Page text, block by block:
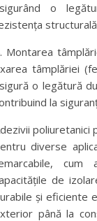
o
Montarea
tâmplăriei
o legătură
la
diverse
de
și eficiente
până la